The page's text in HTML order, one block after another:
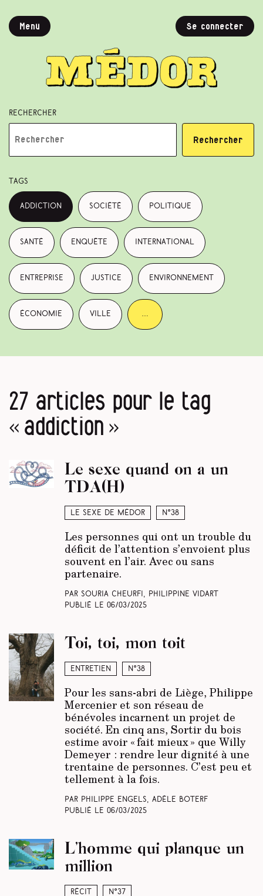
Menu Se connecter
Rechercher
Rechercher
Tags
addiction société politique
santé enquête international
entreprise justice environnement
économie ville
27 articles pour le tag
« addiction »
Le sexe de Médor N°38
Le sexe quand on a un
TDA(H)
Les personnes qui ont un trouble du
déficit de l’attention s’envoient plus
souvent en l’air. Avec ou sans
partenaire.
Par Souria Cheurfi, Philippine Vidart
Publié le 06/03/2025
Entretien N°38
Toi, toi, mon toit
Pour les sans-abri de Liège, Philippe
Mercenier et son réseau de
bénévoles incarnent un projet de
société. En cinq ans, Sortir du bois
estime avoir « fait mieux » que Willy
Demeyer : rendre leur dignité à une
trentaine de personnes. C’est peu et
tellement à la fois.
Par Philippe Engels, Adèle Boterf
Publié le 06/03/2025
Récit N°37
L’homme qui planque un
million